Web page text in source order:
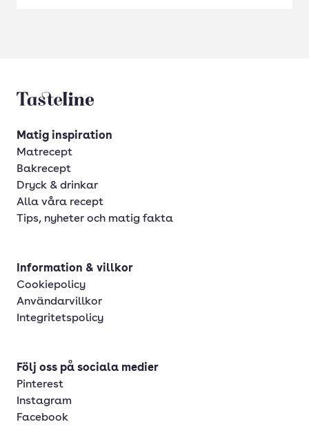
Tasteline startsida
Matig inspiration
Matrecept
Bakrecept
Dryck & drinkar
Alla våra recept
Tips, nyheter och matig fakta
Information & villkor
Cookiepolicy
Användarvillkor
Integritetspolicy
Följ oss på sociala medier
Pinterest
Instagram
Facebook